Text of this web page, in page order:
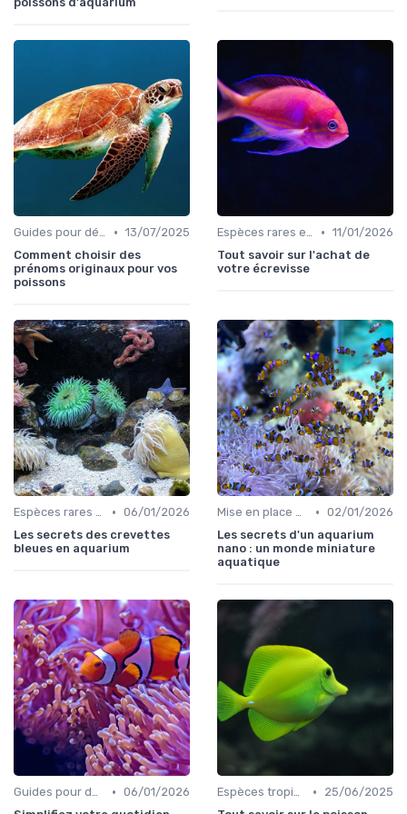
Guides pour débutants • 13/07/2025
Comment choisir des
prénoms originaux pour vos
poissons
Espèces rares et exotiques • 11/01/2026
Tout savoir sur l'achat de
votre écrevisse
Espèces rares et exotiques • 06/01/2026
Les secrets des crevettes
bleues en aquarium
Mise en place d'un écosystème • 02/01/2026
Les secrets d'un aquarium
nano : un monde miniature
aquatique
Guides pour débutants • 06/01/2026
Espèces tropicales •
25/06/2025